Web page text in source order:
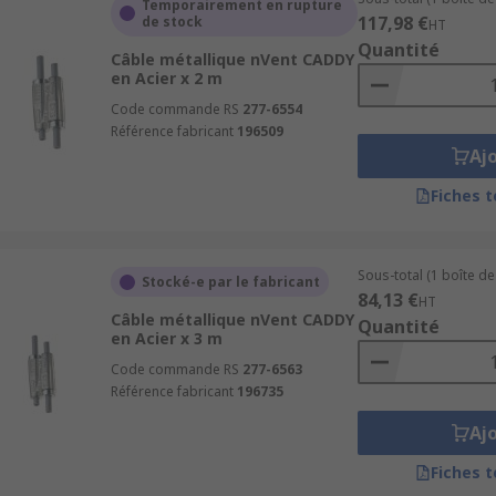
en acier galvanisé est recouvert d'une fine couche de
l'exposition à l'eau ce qui en fait un bon choix pour
il est plus adapté aux environnements
durs solides qui sont extrêmement résistants aux
courants qui sont utiles dans les environnements où la
élevée que leurs équivalents métalliques.
Temporairement en rupture
de stock
Câble métallique nVent CADDY
en Acier x 2 m
Code commande RS 277-6554
Référence fabricant 196509
117,98 €HT
Quantité
Fiches
Stocké-e par le fabricant
Câble métallique nVent CADDY
en Acier x 3 m
Code commande RS 277-6563
Référence fabricant 196735
Sous-total (1 boîte
84,13 €HT
Quantité
Fiches